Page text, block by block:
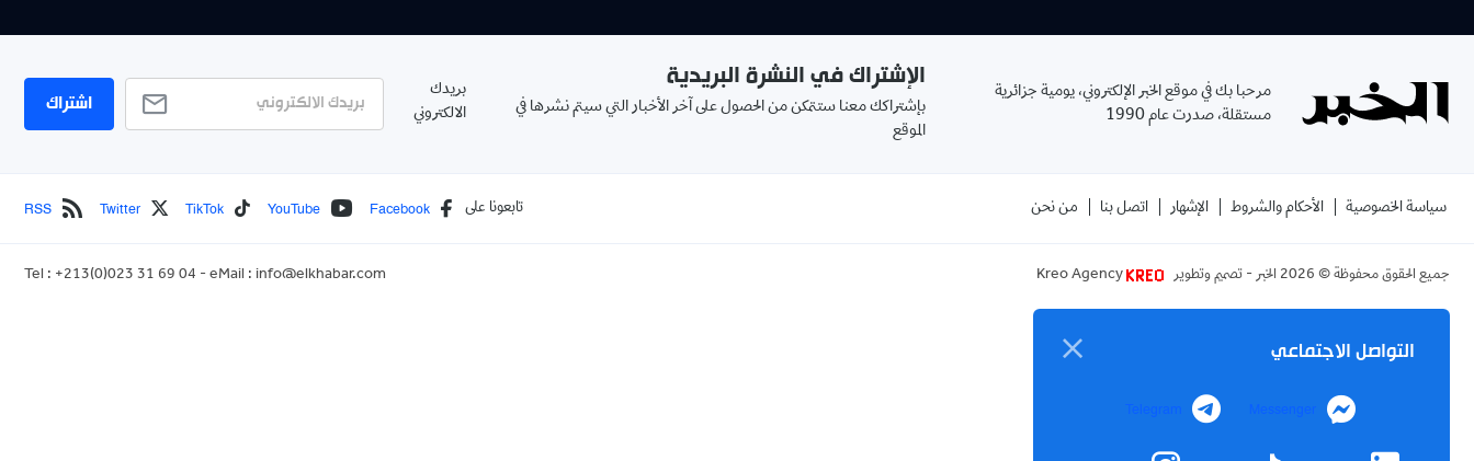
مرحبا بك في موقع الخبر الإلكتروني، يومية جزائرية
مستقلة، صدرت عام 1990
الإشتراك في النشرة البريدية
بإشتراكك معنا ستتمكن من الحصول على آخر الأخبار التي سيتم نشرها في
الموقع
بريدك
الالكتروني
اشتراك
سياسة الخصوصية الأحكام والشروط الإشهار اتصل بنا من نحن تابعونا على Facebook
YouTube
TikTok
Twitter
RSS
جميع الحقوق محفوظة © 2026 الخبر - تصميم وتطوير Kreo Agency
Tel : +213(0)023 31 69 04 - eMail : info@elkhabar.com
التواصل الاجتماعي
Messenger
Telegram